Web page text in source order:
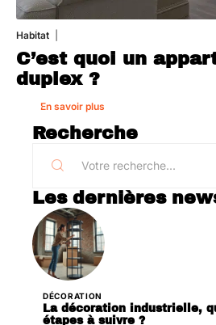
Habitat
C’est quoi un
duplex ?
En savoir plus
Recherche
Les dernières
DÉCORATION
La décoration industrielle,
étapes à suivre ?